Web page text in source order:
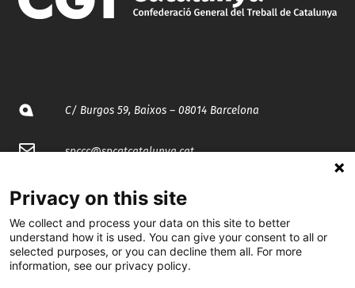
C/ Burgos 59, Baixos – 08014 Barcelona
spccc@spcgtcatalunya.cat
@CGTCatalunya
cgtcatalunya
Privacy on this site
We collect and process your data on this site to better
understand how it is used. You can give your consent to all or
selected purposes, or you can decline them all. For more
information, see our privacy policy.